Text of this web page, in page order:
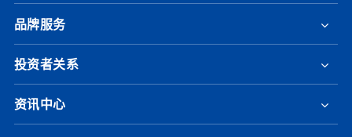
品牌服务
投资者关系
资讯中心